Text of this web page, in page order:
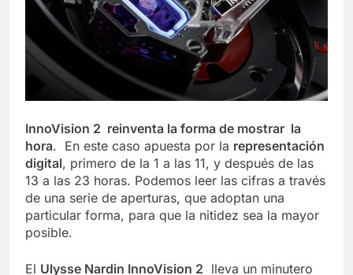
InnoVision 2 reinventa la forma de mostrar la
hora. En este caso apuesta por la representación
digital, primero de la 1 a las 11, y después de las
13 a las 23 horas. Podemos leer las cifras a través
de una serie de aperturas, que adoptan una
particular forma, para que la nitidez sea la mayor
posible.
El Ulysse Nardin InnoVision 2 lleva un minutero